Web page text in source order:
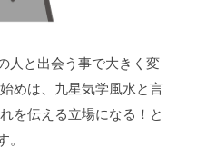
人と出会う事で大きく変
めは、九星気学風水と言
を伝える立場になる！と
。